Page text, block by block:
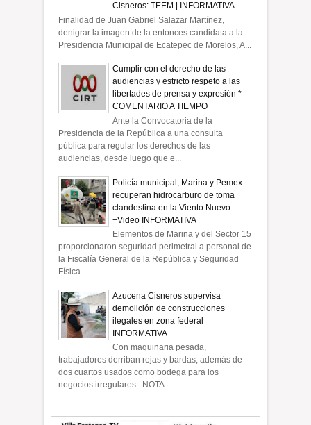
Cisneros: TEEM | INFORMATIVA
Finalidad de Juan Gabriel Salazar Martínez,
denigrar la imagen de la entonces candidata a la
Presidencia Municipal de Ecatepec de Morelos, A...
Cumplir con el derecho de las
audiencias y estricto respeto a las
libertades de prensa y expresión *
COMENTARIO A TIEMPO
Ante la Convocatoria de la
Presidencia de la República a una consulta
pública para regular los derechos de las
audiencias, desde luego que e...
Policía municipal, Marina y Pemex
recuperan hidrocarburo de toma
clandestina en la Viento Nuevo
+Video INFORMATIVA
Elementos de Marina y del Sector 15
proporcionaron seguridad perimetral a personal de
la Fiscalía General de la República y Seguridad
Física...
Azucena Cisneros supervisa
demolición de construcciones
ilegales en zona federal
INFORMATIVA
Con maquinaria pesada,
trabajadores derriban rejas y bardas, además de
dos cuartos usados como bodega para los
negocios irregulares NOTA ...